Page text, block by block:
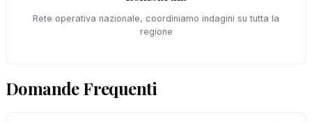
Rete operativa nazionale, coordiniamo indagini su tutta la
regione
Domande Frequenti